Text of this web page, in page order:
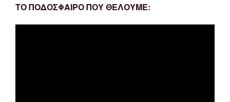
ΤΟ ΠΟΔΟΣΦΑΙΡΟ ΠΟΥ ΘΕΛΟΥΜΕ: